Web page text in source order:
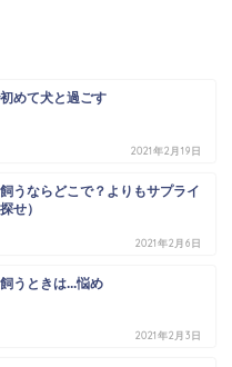
めて犬と過ごす
2021年2月19日
飼うならどこで？よりもサプライ
せ）
2021年2月6日
うときは...悩め
2021年2月3日